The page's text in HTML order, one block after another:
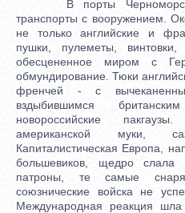
В порты
транспорты с вооружением.
не только английские и
пушки, пулеметы,
обесцененное миром с
обмундирование. Тюки
френчей - с
вздыбившимся
новороссийские
американской муки,
Капиталистическая Европа,
большевиков, щедро
патроны, те самые
союзнические войска не
Международная реакция